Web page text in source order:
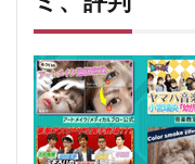
5
ラ
イ
ア
ー
ト